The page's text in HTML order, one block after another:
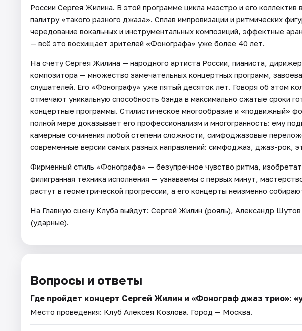
России Сергея Жилина. В этой программе цикла маэстро и его коллектив
палитру «такого разного джаза». Сплав импровизации и ритмических
чередование вокальных и инструментальных композиций, эффектные
— всё это восхищает зрителей «Фонографа» уже более 40 лет.
На счету Сергея Жилина — народного артиста России, пианиста,
композитора — множество замечательных концертных программ,
слушателей. Его «Фонографу» уже пятый десяток лет. Говоря об этом
отмечают уникальную способность бэнда в максимально сжатые сроки
концертные программы. Стилистическое многообразие и «подвижный»
полной мере доказывает его профессионализм и многогранность: ему
камерные сочинения любой степени сложности, симфоджазовые
современные версии самых разных направлений: симфоджаз, джаз-рок,
Фирменный стиль «Фонографа» — безупречное чувство ритма,
филигранная техника исполнения — узнаваемы с первых минут,
растут в геометрической прогрессии, а его концерты неизменно
На Главную сцену Клуба выйдут: Сергей Жилин (рояль), Александр Шутов
(ударные).
Вопросы и ответы
Где пройдет концерт Сергей Жилин и «Фонограф джаз трио»:
Место проведения: Клуб Алексея Козлова. Город — Москва.